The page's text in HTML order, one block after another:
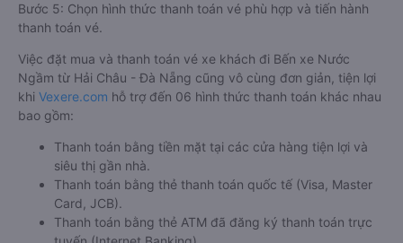
Bước 5: Chọn hình thức thanh toán vé phù hợp và tiến hành
thanh toán vé.
Việc đặt mua và thanh toán vé xe khách đi Bến xe Nước
Ngầm từ Hải Châu - Đà Nẵng cũng vô cùng đơn giản, tiện lợi
khi Vexere.com hỗ trợ đến 06 hình thức thanh toán khác nhau
bao gồm:
Thanh toán bằng tiền mặt tại các cửa hàng tiện lợi và
siêu thị gần nhà.
Thanh toán bằng thẻ thanh toán quốc tế (Visa, Master
Card, JCB).
Thanh toán bằng thẻ ATM đã đăng ký thanh toán trực